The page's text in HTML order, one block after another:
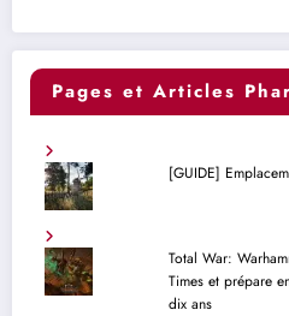
Pages et Articles
[GUIDE]
Total War:
Times et prépare
dix ans